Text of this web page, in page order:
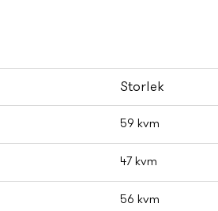
Storlek
59 kvm
47 kvm
56 kvm